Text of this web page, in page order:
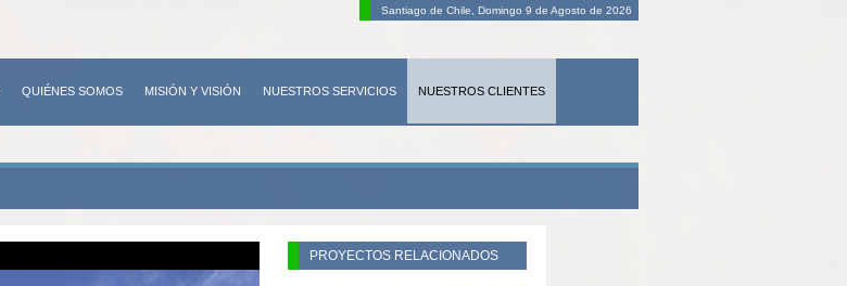
QUIÉNES SOMOS MISIÓN Y VISIÓN NUESTROS SERVICIOS NUESTROS CLIENTES
Santiago de Chile, Domingo 9 de Agosto de 2026
PROYECTOS RELACIONADOS